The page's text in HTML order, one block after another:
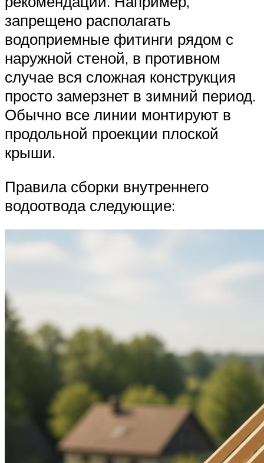
запрещено располагать
водоприемные фитинги рядом с
наружной стеной, в противном
случае вся сложная конструкция
просто замерзнет в зимний период.
Обычно все линии монтируют в
продольной проекции плоской
крыши.
Правила сборки внутреннего
водоотвода следующие: